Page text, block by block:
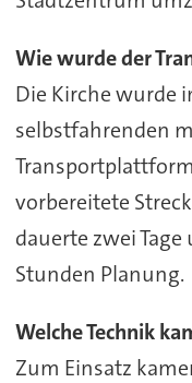
Wie wurde der
Die Kirche wurde
selbstfahrenden
vorbereitete
dauerte zwei
Stunden Planung.
Welche Technik
Zum Einsatz